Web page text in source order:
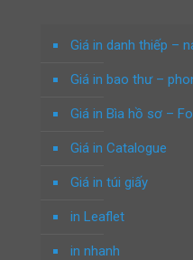
Giá in danh thiếp –
Giá in bao thư –
Giá in Bìa hồ sơ –
Giá in Catalogue
Giá in túi giấy
in Leaflet
in nhanh